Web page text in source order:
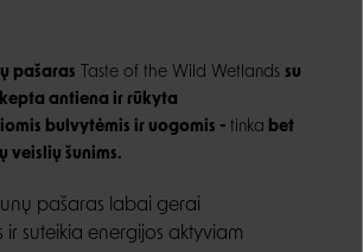
pašaras Taste of the Wild Wetlands su
antiena ir rūkyta
bulvytėmis ir uogomis - tinka bet
veislių šunims.
pašaras labai gerai
ir suteikia energijos aktyviam